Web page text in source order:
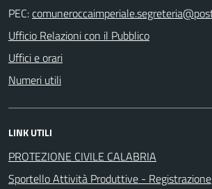
PEC:
Ufficio Relazioni con il Pubblico
Uffici e orari
Numeri utili
LINK UTILI
PROTEZIONE CIVILE CALABRIA
Sportello Attività Produttive - Registrazione